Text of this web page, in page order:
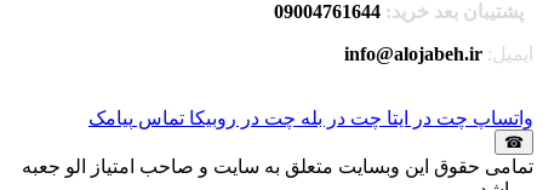
پشتیبان بعد خرید:
ایمیل: info@alojabeh.ir
واتساپ چت در ایتا چت در بله چت در روبیکا تماس پیامک
☎
تمامی حقوق این وبسایت متعلق به سایت و صاحب امتیاز الو جعبه